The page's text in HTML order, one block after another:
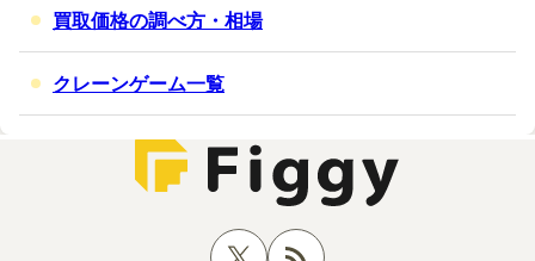
買取価格の調べ方・相場
クレーンゲーム一覧